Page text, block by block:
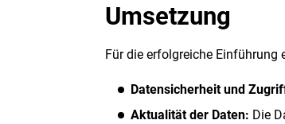
Umsetzung
Für die erfolgreiche Einführung
Datensicherheit und
Aktualität der Daten: Die